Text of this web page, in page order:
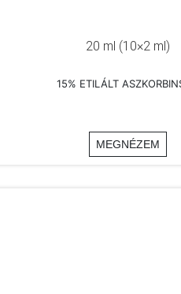
20 ml (10×2 ml)
15% ETILÁLT
MEGNÉZEM